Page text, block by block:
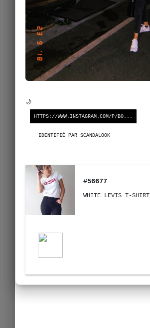
🌙
HTTPS://WWW.INSTAGRAM.COM/P/BO...
IDENTIFIÉ PAR SCANDALOOK
#56677
WHITE LEVIS T-SHIRT